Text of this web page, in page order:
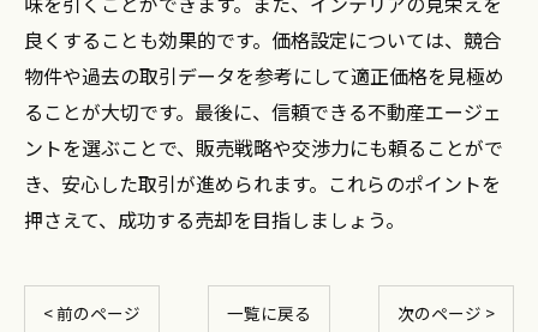
良くすることも効果的です。価格設定については、競合
物件や過去の取引データを参考にして適正価格を見極め
ることが大切です。最後に、信頼できる不動産エージェ
ントを選ぶことで、販売戦略や交渉力にも頼ることがで
き、安心した取引が進められます。これらのポイントを
押さえて、成功する売却を目指しましょう。
< 前のページ 一覧に戻る 次のページ >